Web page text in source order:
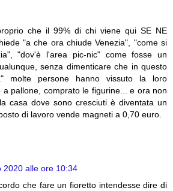
che il 99% di chi viene qui SE NE
"a che ora chiude Venezia", "come si
"dov'è l'area pic-nic" come fosse un
senza dimenticare che in questo
molte persone hanno vissuto la loro
a pallone, comprato le figurine... e ora non
casa dove sono cresciuti è diventata un
di lavoro vende magneti a 0,70 euro.
2020 alle ore 10:34
che fare un fioretto intendesse dire di